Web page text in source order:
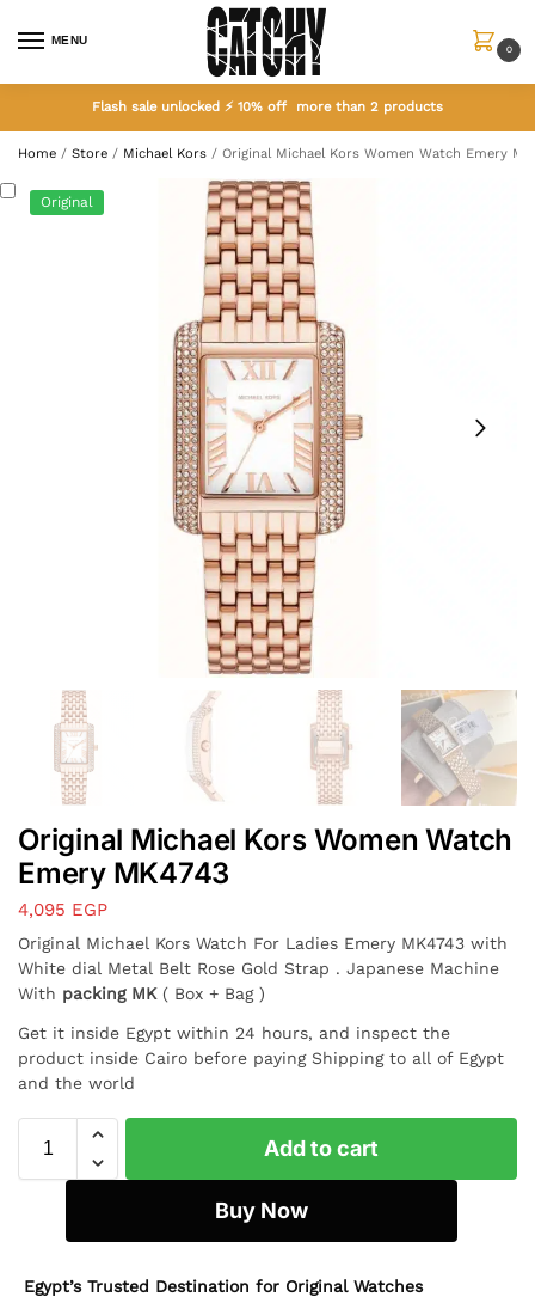
MENU
0
Flash sale unlocked ⚡ 10% off more than 2 products
Home / Store / Michael Kors / Original Michael Kors Women Watch Emery
Original
Original Michael Kors Women Watch
Emery MK4743
4,095 EGP
Original Michael Kors Watch For Ladies Emery MK4743 with
White dial Metal Belt Rose Gold Strap . Japanese Machine
With packing MK ( Box + Bag )
Get it inside Egypt within 24 hours, and inspect the
product inside Cairo before paying Shipping to all of Egypt
and the world
Add to cart
Buy Now
Egypt’s Trusted Destination for Original Watches